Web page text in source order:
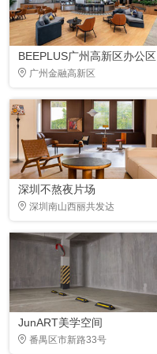
BEEPLUS广州高新区办公区
广州金融高新区
深圳不熬夜片场
深圳南山西丽共发达
JunART美学空间
番禺区市新路33号